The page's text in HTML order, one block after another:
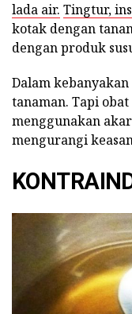
lada air. Tingtur,
kotak dengan
dengan produk
Dalam
tanaman. Tapi
menggunakan
mengurangi